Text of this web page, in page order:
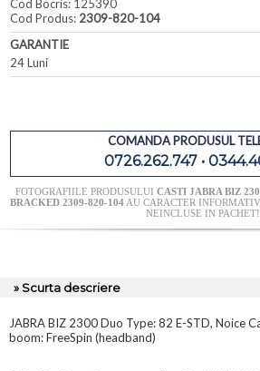
Cod Bocris: 125390
Cod Produs: 2309-820-104
GARANTIE
24 Luni
COMANDA PRODUSUL
0726.262.747 •
FOTOGRAFIILE PRODUSULUI CASTI JABRA BIZ
BRACKED 2309-820-104AU CARACTER
NEINCLUSE IN PACHET!
» Scurta descriere
JABRA BIZ 2300 Duo Type: 82 E-STD, Noice
boom: FreeSpin (headband)